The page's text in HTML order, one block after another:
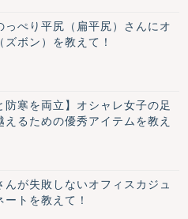
っぺり平尻（扁平尻）さんにオ
ボン）を教えて！
防寒を両立】オシャレ女子の足
えるための優秀アイテムを教え
んが失敗しないオフィスカジュ
トを教えて！